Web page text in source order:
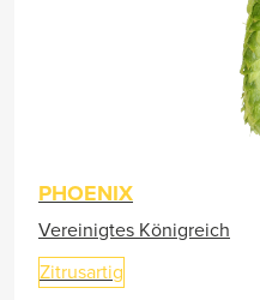
PHOENIX
Vereinigtes Königreich
Zitrusartig